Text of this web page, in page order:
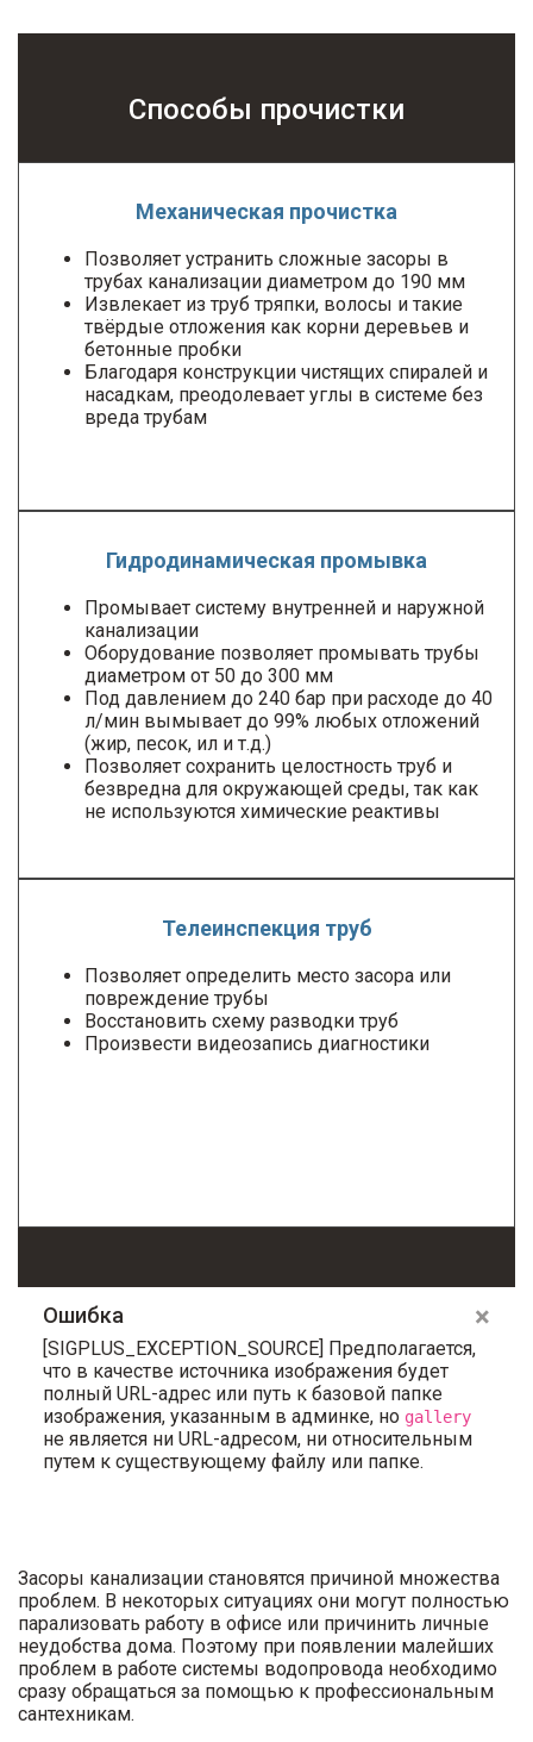
Способы прочистки
Механическая прочистка
Позволяет устранить сложные засоры в
трубах канализации диаметром до 190 мм
Извлекает из труб тряпки, волосы и такие
твёрдые отложения как корни деревьев и
бетонные пробки
Благодаря конструкции чистящих спиралей и
насадкам, преодолевает углы в системе без
вреда трубам
Гидродинамическая промывка
Промывает систему внутренней и наружной
канализации
Оборудование позволяет промывать трубы
диаметром от 50 до 300 мм
Под давлением до 240 бар при расходе до 40
л/мин вымывает до 99% любых отложений
(жир, песок, ил и т.д.)
Позволяет сохранить целостность труб и
безвредна для окружающей среды, так как
не используются химические реактивы
Телеинспекция труб
Позволяет определить место засора или
повреждение трубы
Восстановить схему разводки труб
Произвести видеозапись диагностики
×
Ошибка
[SIGPLUS_EXCEPTION_SOURCE] Предполагается,
что в качестве источника изображения будет
полный URL-адрес или путь к базовой папке
изображения, указанным в админке, но gallery
не является ни URL-адресом, ни относительным
путем к существующему файлу или папке.
Засоры канализации становятся причиной множества
проблем. В некоторых ситуациях они могут полностью
парализовать работу в офисе или причинить личные
неудобства дома. Поэтому при появлении малейших
проблем в работе системы водопровода необходимо
сразу обращаться за помощью к профессиональным
сантехникам.